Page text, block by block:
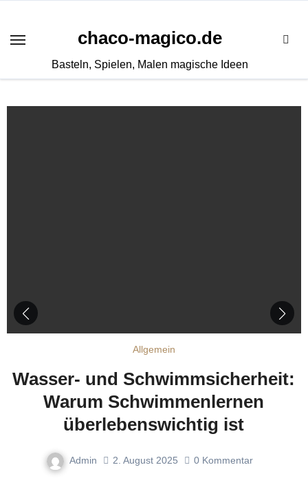
springen
chaco-magico.de
Basteln, Spielen, Malen magische Ideen
Allgemein
Wertbasierte Erziehung: Kinder
stark machen durch klare Werte
Kommentar